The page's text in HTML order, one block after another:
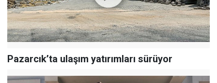
Pazarcık’ta ulaşım yatırımları sürüyor